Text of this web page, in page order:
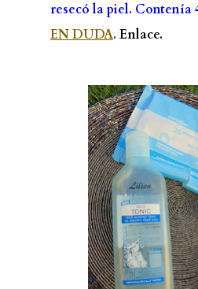
resecó la piel. Contenía
EN DUDA. Enlace.